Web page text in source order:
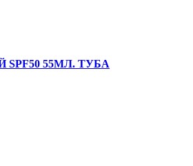
55МЛ. ТУБА